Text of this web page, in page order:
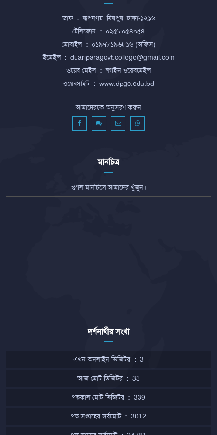
ডাক : রূপনগর, মিরপুর, ঢাকা-১২১৬
টেলিফোন : ০২৫৮০৫৪০৫৪
মোবাইল : ০১৯৭৮১৯৬৮১৬ (অফিস)
ইমেইল : duariparagovt.college@gmail.com
ওয়েব মেইল : লগইন ওয়েবমেইল
ওয়েবসাইট : www.dpgc.edu.bd
আমাদেরকে অনুসরণ করুন
মানচিত্র
গুগল মানচিত্রে আমাদের খুঁজুন।
দর্শনার্থীর সংখা
এখন অনলাইন ভিজিটর : 3
আজ মোট ভিজিটর : 33
গতকাল মোট ভিজিটর : 339
গত সপ্তাহের সর্বমোট : 3012